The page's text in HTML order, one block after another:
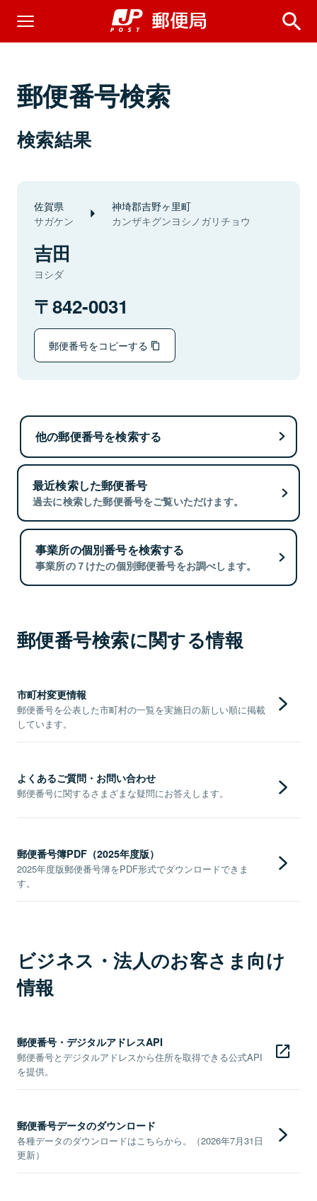
郵便番号検索
検索結果
佐賀県
サガケン
神埼郡吉野ヶ里町
カンザキグンヨシノガリチョウ
吉田
ヨシダ
842-0031
郵便番号をコピーする
他の郵便番号を検索する
最近検索した郵便番号
過去に検索した郵便番号をご覧いただけます。
事業所の個別番号を検索する
事業所の７けたの個別郵便番号をお調べします。
郵便番号検索に関する情報
市町村変更情報
郵便番号を公表した市町村の一覧を実施日の新しい順に掲載
しています。
よくあるご質問・お問い合わせ
郵便番号に関するさまざまな疑問にお答えします。
郵便番号簿PDF（2025年度版）
2025年度版郵便番号簿をPDF形式でダウンロードできま
す。
ビジネス・法人のお客さま向け
情報
郵便番号・デジタルアドレスAPI
郵便番号とデジタルアドレスから住所を取得できる公式API
を提供。
郵便番号データのダウンロード
各種データのダウンロードはこちらから。（2026年7月31日
更新）